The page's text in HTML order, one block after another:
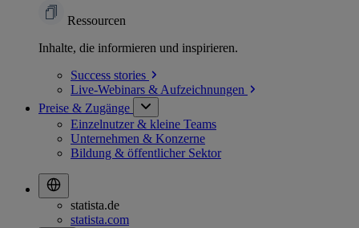
Ressourcen
Inhalte, die informieren und inspirieren.
Success stories
Live-Webinars & Aufzeichnungen
Preise & Zugänge
Einzelnutzer & kleine Teams
Unternehmen & Konzerne
Bildung & öffentlicher Sektor
statista.de
statista.com